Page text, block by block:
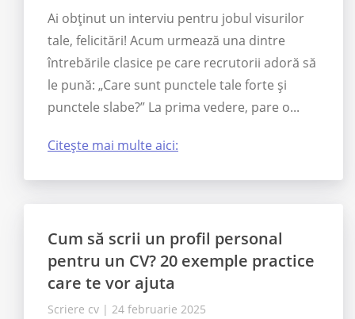
Ai obținut un interviu pentru jobul visurilor
tale, felicitări! Acum urmează una dintre
întrebările clasice pe care recrutorii adoră să
le pună: „Care sunt punctele tale forte și
punctele slabe?” La prima vedere, pare o...
Citește mai multe aici:
Cum să scrii un profil personal
pentru un CV? 20 exemple practice
care te vor ajuta
Scriere cv | 24 februarie 2025